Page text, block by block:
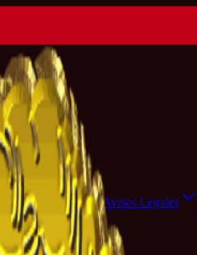
Sala de Prensa Avisos Legales